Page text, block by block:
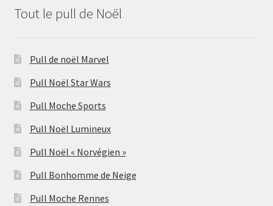
Tout le pull de Noël
Pull de noël Marvel
Pull Noël Star Wars
Pull Moche Sports
Pull Noël Lumineux
Pull Noël « Norvégien »
Pull Bonhomme de Neige
Pull Moche Rennes